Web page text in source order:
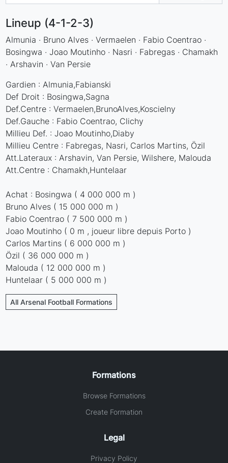
Lineup (4-1-2-3)
Almunia · Bruno Alves · Vermaelen · Fabio Coentrao ·
Bosingwa · Joao Moutinho · Nasri · Fabregas · Chamakh
· Arshavin · Van Persie
Gardien : Almunia,Fabianski
Def Droit : Bosingwa,Sagna
Def.Centre : Vermaelen,BrunoAlves,Koscielny
Def.Gauche : Fabio Coentrao, Clichy
Millieu Def. : Joao Moutinho,Diaby
Millieu Centre : Fabregas, Nasri, Carlos Martins, Özil
Att.Lateraux : Arshavin, Van Persie, Wilshere, Malouda
Att.Centre : Chamakh,Huntelaar
Achat : Bosingwa ( 4 000 000 m )
Bruno Alves ( 15 000 000 m )
Fabio Coentrao ( 7 500 000 m )
Joao Moutinho ( 0 m , joueur libre depuis Porto )
Carlos Martins ( 6 000 000 m )
Özil ( 36 000 000 m )
Malouda ( 12 000 000 m )
Huntelaar ( 5 000 000 m )
All Arsenal Football Formations
Formations
Browse Formations
Create Formation
Legal
Privacy Policy